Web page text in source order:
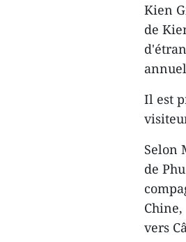
Kien
de
Il est
Selon
de
vers